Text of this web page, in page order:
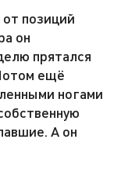
позиций
он
прятался
ещё
ногами
А он